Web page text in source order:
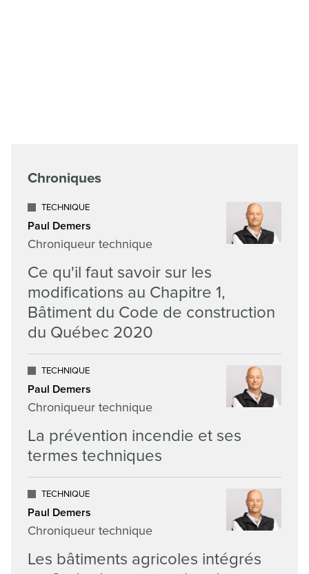
Chroniques
TECHNIQUE
Paul Demers
Chroniqueur technique
Ce qu'il faut savoir sur les
modifications au Chapitre 1,
Bâtiment du Code de construction
du Québec 2020
TECHNIQUE
Paul Demers
Chroniqueur technique
La prévention incendie et ses
termes techniques
TECHNIQUE
Paul Demers
Chroniqueur technique
Les bâtiments agricoles intégrés